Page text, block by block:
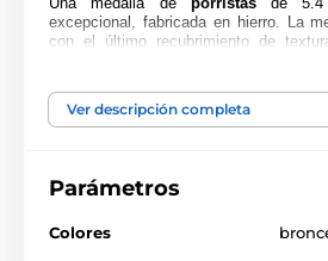
excepcional, fabricada en hierro. La
con el último recubrimiento de
premiación con estas medallas
seguramente harán brillar los ojos de
Ver descripción completa
Parámetros
Colores